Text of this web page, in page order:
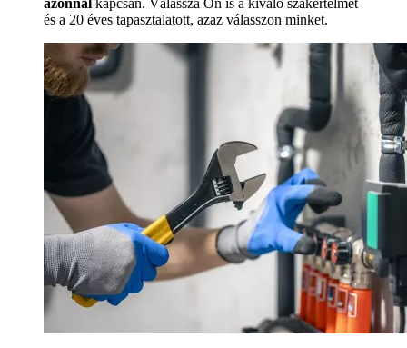
azonnal kapcsán. Válassza Ön is a kiváló szakértelmet
és a 20 éves tapasztalatott, azaz válasszon minket.